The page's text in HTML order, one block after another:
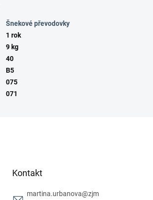
Šnekové převodovky
1 rok
9 kg
40
B5
075
071
Kontakt
martina.urbanova@zjm